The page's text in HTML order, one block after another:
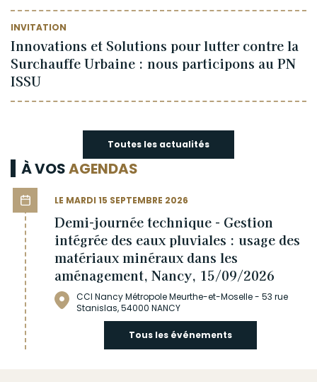
INVITATION
Innovations et Solutions pour lutter contre la
Surchauffe Urbaine : nous participons au PN
ISSU
Toutes les actualités
À VOSAGENDAS
LE MARDI 15 SEPTEMBRE 2026
Demi-journée technique - Gestion
intégrée des eaux pluviales : usage des
matériaux minéraux dans les
aménagement, Nancy, 15/09/2026
CCI Nancy Métropole Meurthe-et-Moselle - 53 rue
Stanislas, 54000 NANCY
Tous les événements